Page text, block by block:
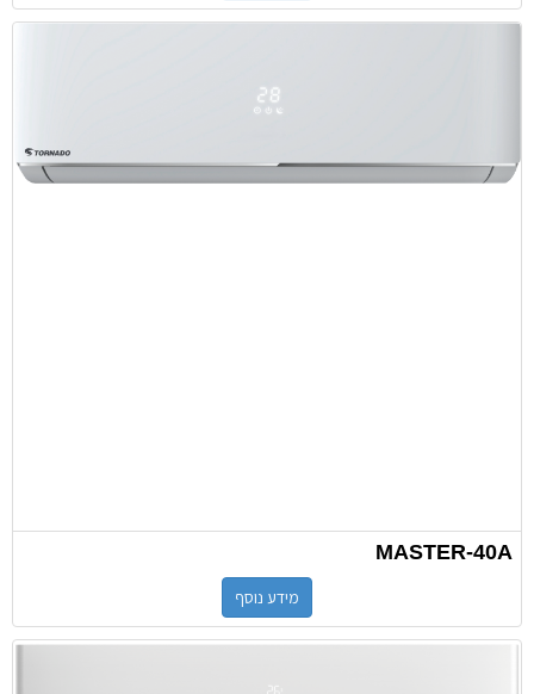
MASTER-40A
מידע נוסף